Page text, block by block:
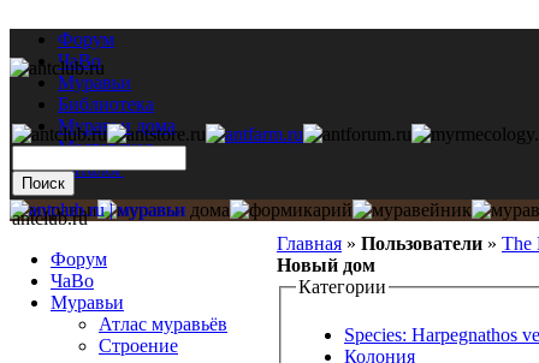
Форум
ЧаВо
Муравьи
Библиотека
Муравьи дома
Мастерская
Каталог
Главная » Пользователи » The
Новый дом
Категории
Species: Harpegnathos
Колония
antclub.ru
Форум
ЧаВо
Муравьи
Атлас муравьёв
Строение